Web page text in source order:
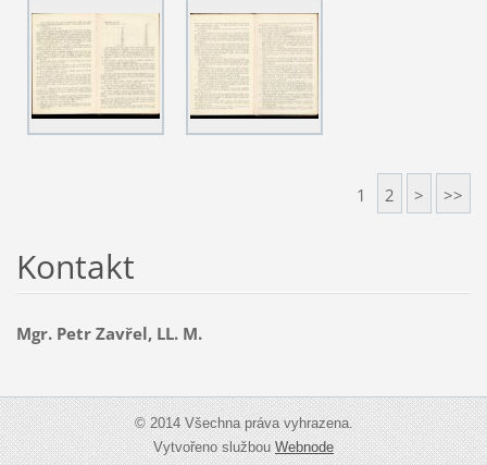
1 2 > >>
Kontakt
Mgr. Petr Zavřel, LL. M.
© 2014 Všechna práva vyhrazena.
Vytvořeno službouWebnode